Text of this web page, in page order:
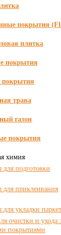
покрытия
плитка
покрытия
трава
газон
покрытия
химия
для подготовки
для приклеивания
укладки
очистки и ухода
покрытиями